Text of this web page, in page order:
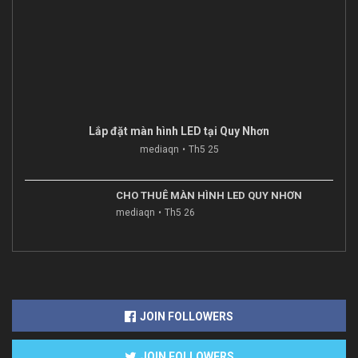
Lắp đặt màn hình LED tại Quy Nhơn
mediaqn Th5 25
CHO THUÊ MÀN HÌNH LED QUY NHƠN
mediaqn Th5 26
JOIN FOLLOWERS